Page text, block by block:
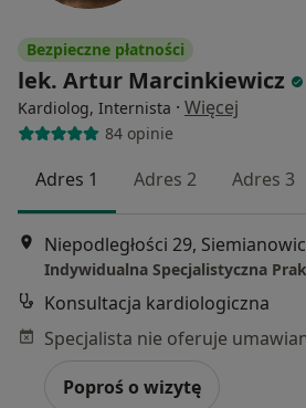
Bezpieczne płatności
lek. Artur Marcinkiewicz
Kardiolog, Internista · Więcej
84 opinie
Adres 1 Adres 2 Adres 3
Niepodległości 29,
Konsultacja kardiologiczna
Poproś o wizytę